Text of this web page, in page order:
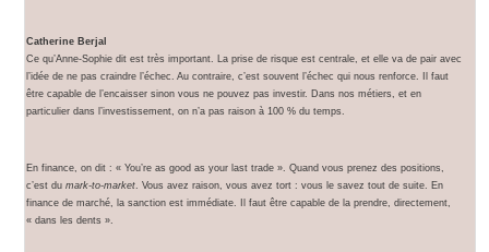
Catherine Berjal
Ce qu’Anne-Sophie dit est très important. La prise de risque est centrale, et elle va de pair avec
l’idée de ne pas craindre l’échec. Au contraire, c’est souvent l’échec qui nous renforce. Il faut
être capable de l’encaisser sinon vous ne pouvez pas investir. Dans nos métiers, et en
particulier dans l’investissement, on n’a pas raison à 100 % du temps.
En finance, on dit : « You’re as good as your last trade ». Quand vous prenez des positions,
c’est du mark-to-market. Vous avez raison, vous avez tort : vous le savez tout de suite. En
finance de marché, la sanction est immédiate. Il faut être capable de la prendre, directement,
« dans les dents ».